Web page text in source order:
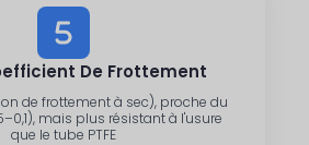
De Frottement
de frottement à sec), proche du
mais plus résistant à l'usure
que le tube PTFE